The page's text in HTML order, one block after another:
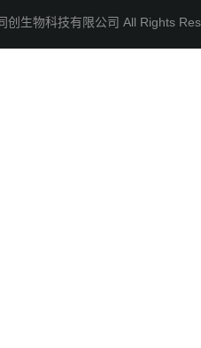
创生物科技有限公司 All Rights